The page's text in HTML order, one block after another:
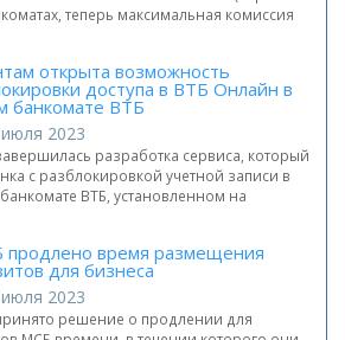
теперь максимальная комиссия
открыта возможность
доступа в ВТБ Онлайн в
банкомате ВТБ
2023
разработка сервиса, который
с разблокировкой учетной записи в
ВТБ, установленном на
продлено время размещения
для бизнеса
2023
решение о продлении для